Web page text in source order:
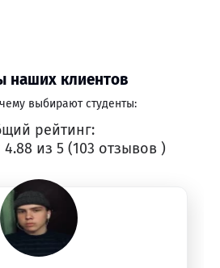
наших клиентов
выбирают студенты:
рейтинг:
4.88 из 5 (103 отзывов )